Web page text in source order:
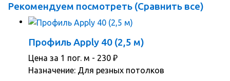
Рекомендуем посмотреть (Сравнить все)
Профиль Apply 40 (2,5 м)
Цена за 1 пог. м - 230 ₽
Назначение: Для резных потолков